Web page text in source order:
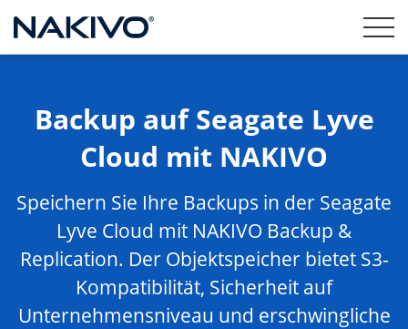
Backup auf Seagate Lyve
Cloud mit NAKIVO
Speichern Sie Ihre Backups in der Seagate
Lyve Cloud mit NAKIVO Backup &
Replication. Der Objektspeicher bietet S3-
Kompatibilität, Sicherheit auf
Unternehmensniveau und erschwingliche